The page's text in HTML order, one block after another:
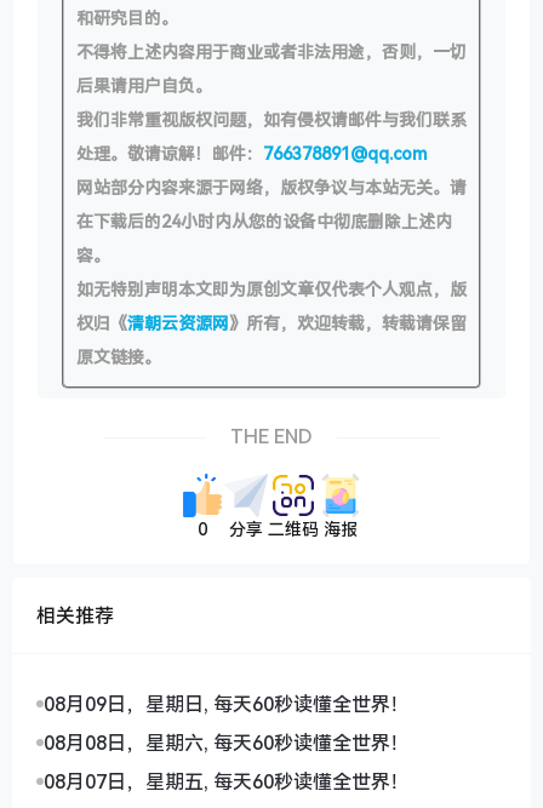
和研究目的。
不得将上述内容用于商业或者非法用途，否则，一切
后果请用户自负。
我们非常重视版权问题，如有侵权请邮件与我们联系
处理。敬请谅解！邮件： 766378891@qq.com
网站部分内容来源于网络，版权争议与本站无关。请
在下载后的24小时内从您的设备中彻底删除上述内
容。
如无特别声明本文即为原创文章仅代表个人观点，版
权归《清朝云资源网》所有，欢迎转载，转载请保留
原文链接。
THE END
0 分享 二维码 海报
相关推荐
08月09日，星期日, 每天60秒读懂全世界！
08月08日，星期六, 每天60秒读懂全世界！
08月07日，星期五, 每天60秒读懂全世界！